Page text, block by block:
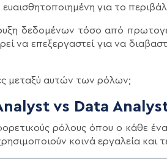
ευαισθητοποιημένη για το
δεδομένων τόσο από
να επεξεργαστεί για να
μεταξύ αυτών των ρόλων;
vs Data
ρόλους όπου ο κάθε
κοινά εργαλεία και